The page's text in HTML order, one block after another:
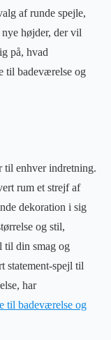
af runde spejle,
højder, der vil
på, hvad
til badeværelse og
til enhver indretning.
rum et strejf af
dekoration i sig
og stil,
til din smag og
statement-spejl til
har
til badeværelse og